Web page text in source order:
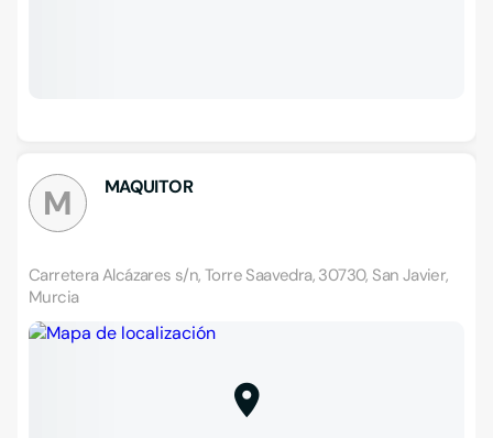
M MAQUITOR
Carretera Alcázares s/n, Torre Saavedra, 30730, San Javier,
Murcia